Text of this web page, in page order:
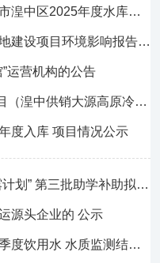
西宁市湟中区水利局 关于西宁市湟中区2025年度水库大坝安全管理责任人和防洪度汛责任人名单的公示
关于湟中区2025年牛羊屠宰基地建设项目环境影响报告书的公示
运营机构的公告
关于湟中区大源基层标杆社项目（湟中供销大源高原冷凉蔬菜加工及保鲜基地设备购置项目）的公示
度入库 项目情况公示
西宁市湟中区2025年春季“雨露计划” 第三批助学补助拟发放名单公示
源头企业的 公示
关于西宁市湟中区2025年第二季度饮用水 水质监测结果公示